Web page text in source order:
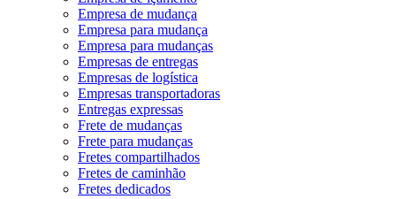
Empresa de mudança
Empresa para mudança
Empresa para mudanças
Empresas de entregas
Empresas de logística
Empresas transportadoras
Entregas expressas
Frete de mudanças
Frete para mudanças
Fretes compartilhados
Fretes de caminhão
Fretes dedicados